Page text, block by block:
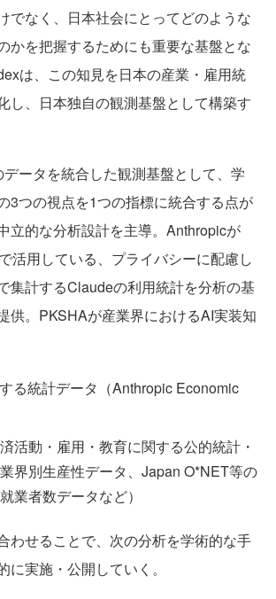
でなく、日本社会にとってどのような
かを把握するためにも重要な基盤とな
は、この知見を日本の産業・雇用統
し、日本独自の観測基盤として構築す
ータを統合した観測基盤として、学
3つの視点を1つの指標に統合する点が
立的な分析設計を主導。Anthropicが
活用している、プライバシーに配慮し
集計するClaudeの利用統計を分析の基
供。PKSHAが産業界におけるAI実装知
る統計データ（Anthropic Economic
活動・雇用・教育に関する公的統計・
界別生産性データ、Japan O*NET等の
業者数データなど）
わせることで、次の分析を学術的な手
に実施・公開していく。